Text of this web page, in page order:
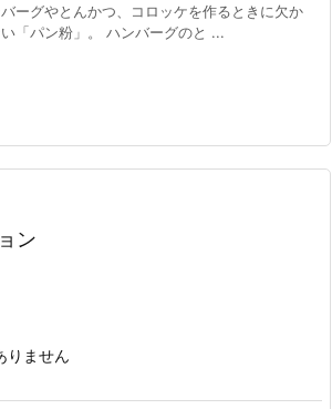
ーグやとんかつ、コロッケを作るときに欠か
「パン粉」。 ハンバーグのと ...
ン
りません